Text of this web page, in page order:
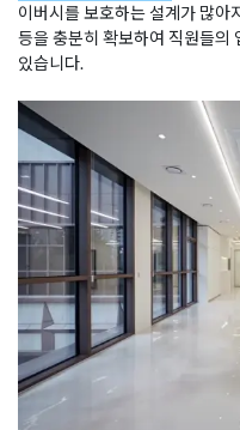
이버시를 보호하는 설계가 많아
등을 충분히 확보하여 직원들의
있습니다.